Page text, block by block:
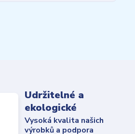
Udržitelné a
ekologické
Vysoká kvalita našich
výrobků a podpora